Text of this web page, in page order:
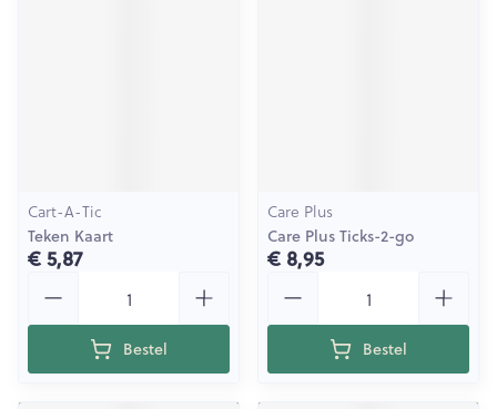
Cart-A-Tic
Teken Kaart
€ 5,87
Bestel
Care Plus
Care Plus Ticks-2-go
€ 8,95
Bestel